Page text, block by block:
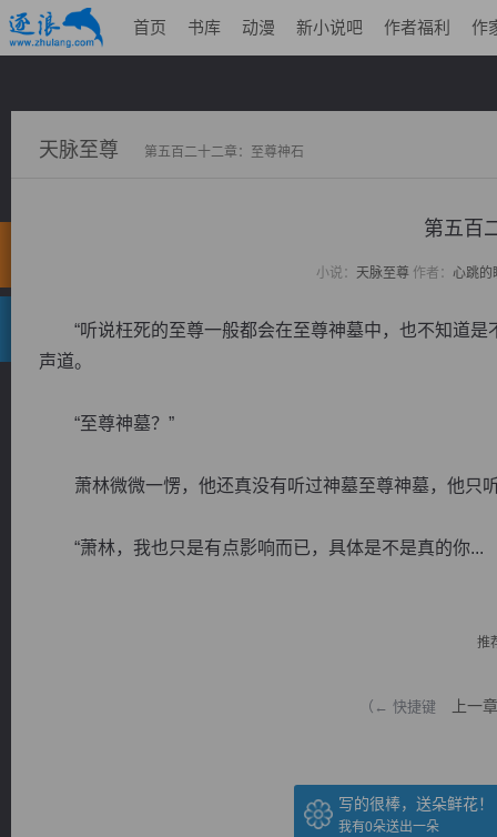
首页 书库 动漫 新小说吧 作者福利 作
天脉至尊 第五百二十二章：至尊神石
第五百
小说： 天脉至尊作者： 心跳的
“听说枉死的至尊一般都会在至尊神墓中，也不知道是
声道。
“至尊神墓？”
萧林微微一愣，他还真没有听过神墓至尊神墓，他只
“萧林，我也只是有点影响而已，具体是不是真的你...
推
（← 快捷键 上一章
写的很棒，送朵鲜花！
我有0朵送出一朵